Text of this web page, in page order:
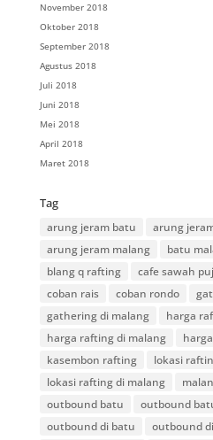
November 2018
Oktober 2018
September 2018
Agustus 2018
Juli 2018
Juni 2018
Mei 2018
April 2018
Maret 2018
Tag
arung jeram batu
arung
arung jeram malang
batu
blang q rafting
cafe sawah
coban rais
coban rondo
gathering di malang
harga
harga rafting di malang
kasembon rafting
lokasi
lokasi rafting di malang
outbound batu
outbound
outbound di batu
outbound